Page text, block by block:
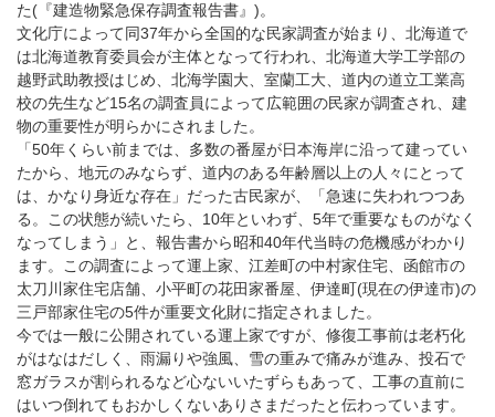
た(『建造物緊急保存調査報告書』)。
文化庁によって同37年から全国的な民家調査が始まり、北海道で
は北海道教育委員会が主体となって行われ、北海道大学工学部の
越野武助教授はじめ、北海学園大、室蘭工大、道内の道立工業高
校の先生など15名の調査員によって広範囲の民家が調査され、建
物の重要性が明らかにされました。
「50年くらい前までは、多数の番屋が日本海岸に沿って建ってい
たから、地元のみならず、道内のある年齢層以上の人々にとって
は、かなり身近な存在」だった古民家が、「急速に失われつつあ
る。この状態が続いたら、10年といわず、5年で重要なものがなく
なってしまう」と、報告書から昭和40年代当時の危機感がわかり
ます。この調査によって運上家、江差町の中村家住宅、函館市の
太刀川家住宅店舗、小平町の花田家番屋、伊達町(現在の伊達市)の
三戸部家住宅の5件が重要文化財に指定されました。
今では一般に公開されている運上家ですが、修復工事前は老朽化
がはなはだしく、雨漏りや強風、雪の重みで痛みが進み、投石で
窓ガラスが割られるなど心ないいたずらもあって、工事の直前に
はいつ倒れてもおかしくないありさまだったと伝わっています。